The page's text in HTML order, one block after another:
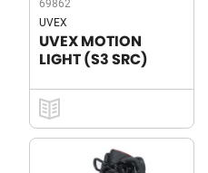
UVEX
UVEX MOTION
LIGHT (S3 SRC)